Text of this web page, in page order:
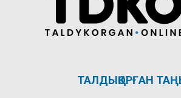
ТАЛДЫҚОРҒАН